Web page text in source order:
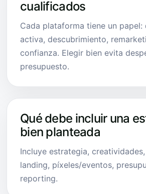
cualificados
Cada plataforma tiene un papel:
activa, descubrimiento,
confianza. Elegir bien evita
presupuesto.
Qué debe incluir una
bien planteada
Incluye estrategia,
landing, píxeles/eventos,
reporting.